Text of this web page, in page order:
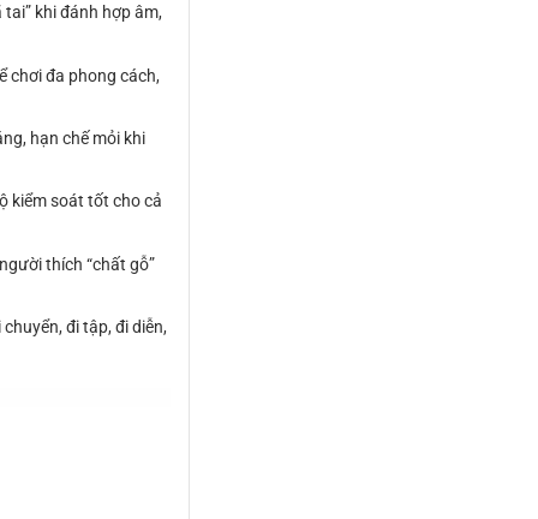
khi đánh hợp âm,
chơi đa phong cách,
hạn chế mỏi khi
kiểm soát tốt cho cả
thích “chất gỗ”
đi tập, đi diễn,